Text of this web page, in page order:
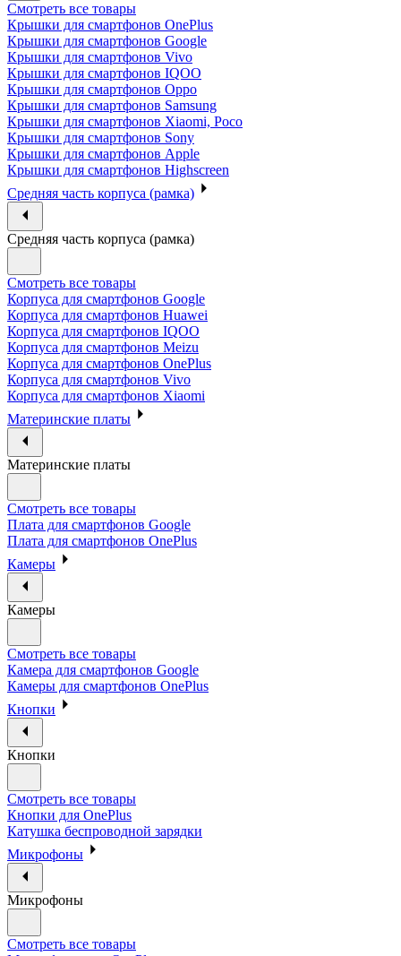
Смотреть все товары
Крышки для смартфонов OnePlus
Крышки для смартфонов Google
Крышки для смартфонов Vivo
Крышки для смартфонов IQOO
Крышки для смартфонов Oppo
Крышки для смартфонов Samsung
Крышки для смартфонов Xiaomi, Poco
Крышки для смартфонов Sony
Крышки для смартфонов Apple
Крышки для смартфонов Highscreen
Средняя часть корпуса (рамка)
Средняя часть корпуса (рамка)
Смотреть все товары
Корпуса для смартфонов Google
Корпуса для смартфонов Huawei
Корпуса для смартфонов IQOO
Корпуса для смартфонов Meizu
Корпуса для смартфонов OnePlus
Корпуса для смартфонов Vivo
Корпуса для смартфонов Xiaomi
Материнские платы
Материнские платы
Смотреть все товары
Плата для смартфонов Google
Плата для смартфонов OnePlus
Камеры
Камеры
Смотреть все товары
Камера для смартфонов Google
Камеры для смартфонов OnePlus
Кнопки
Кнопки
Смотреть все товары
Кнопки для OnePlus
Катушка беспроводной зарядки
Микрофоны
Микрофоны
Смотреть все товары